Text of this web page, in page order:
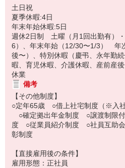
土日祝
夏季休暇:4日
年末年始休暇:5日
週休2日制 土曜（月1回出勤有）
6）、年末年始（12/30〜1/3） 年
後〜）、特別休暇（慶弔、永年
暇、育児休暇、介護休暇、産前
休業
備考
【その他制度】
○定年65歳 ○借上社宅制度（※入社
○確定拠出年金制度 ○譲渡制限
度 ○従業員紹介制度 ○社員互助
彰制度
【直接雇用後の条件】
雇用形態：正社員